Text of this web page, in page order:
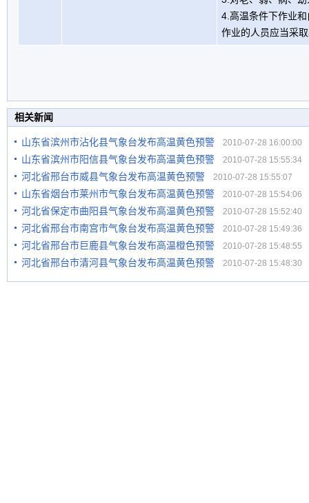
4.高温条件下作业
作业的人员应当采
相关新闻
山东省滨州市沾化县气象台发布高温黄色预警 2010-07-28 16:00:00
山东省滨州市阳信县气象台发布高温黄色预警 2010-07-28 15:55:34
河北省邢台市威县气象台发布高温黄色预警 2010-07-28 15:55:07
山东省烟台市莱州市气象台发布高温黄色预警 2010-07-28 15:54:06
河北省保定市曲阳县气象台发布高温黄色预警 2010-07-28 15:52:40
河北省邢台市南宫市气象台发布高温黄色预警 2010-07-28 15:49:36
河北省邢台市巨鹿县气象台发布高温橙色预警 2010-07-28 15:48:55
河北省邢台市清河县气象台发布高温黄色预警 2010-07-28 15:48:30